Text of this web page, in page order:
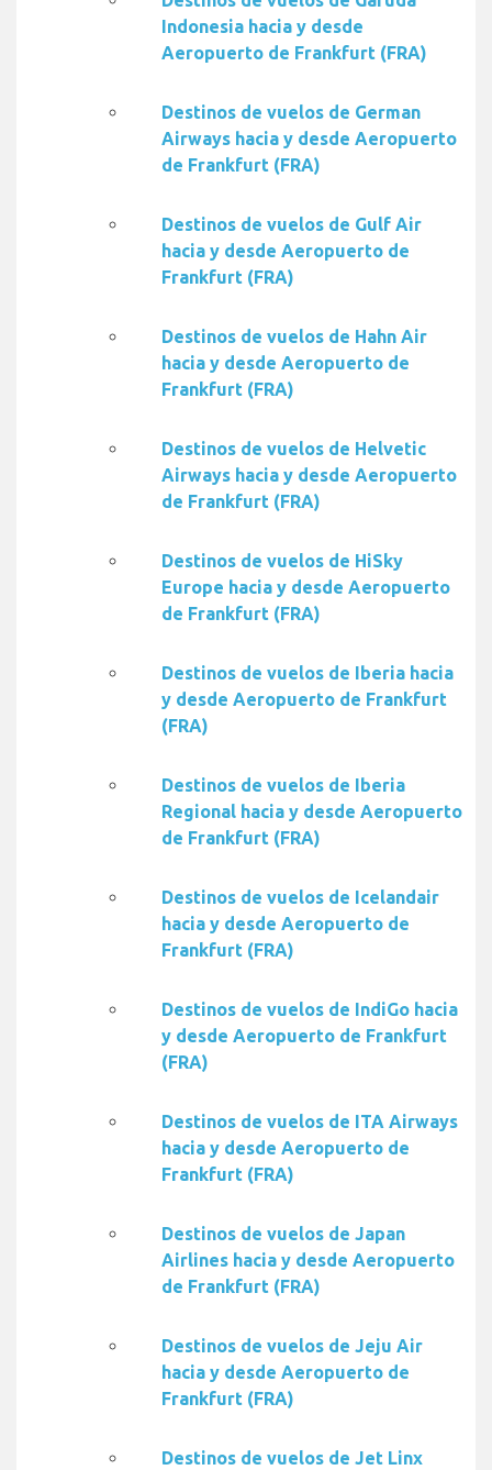
Indonesia hacia y desde
Aeropuerto de Frankfurt (FRA)
Destinos de vuelos de German
Airways hacia y desde Aeropuerto
de Frankfurt (FRA)
Destinos de vuelos de Gulf Air
hacia y desde Aeropuerto de
Frankfurt (FRA)
Destinos de vuelos de Hahn Air
hacia y desde Aeropuerto de
Frankfurt (FRA)
Destinos de vuelos de Helvetic
Airways hacia y desde Aeropuerto
de Frankfurt (FRA)
Destinos de vuelos de HiSky
Europe hacia y desde Aeropuerto
de Frankfurt (FRA)
Destinos de vuelos de Iberia hacia
y desde Aeropuerto de Frankfurt
(FRA)
Destinos de vuelos de Iberia
Regional hacia y desde Aeropuerto
de Frankfurt (FRA)
Destinos de vuelos de Icelandair
hacia y desde Aeropuerto de
Frankfurt (FRA)
Destinos de vuelos de IndiGo hacia
y desde Aeropuerto de Frankfurt
(FRA)
Destinos de vuelos de ITA Airways
hacia y desde Aeropuerto de
Frankfurt (FRA)
Destinos de vuelos de Japan
Airlines hacia y desde Aeropuerto
de Frankfurt (FRA)
Destinos de vuelos de Jeju Air
hacia y desde Aeropuerto de
Frankfurt (FRA)
Destinos de vuelos de Jet Linx